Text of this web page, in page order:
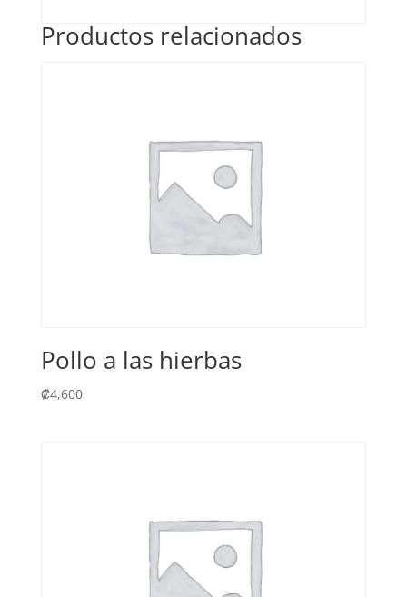
Productos relacionados
Pollo a las hierbas
₡4,600